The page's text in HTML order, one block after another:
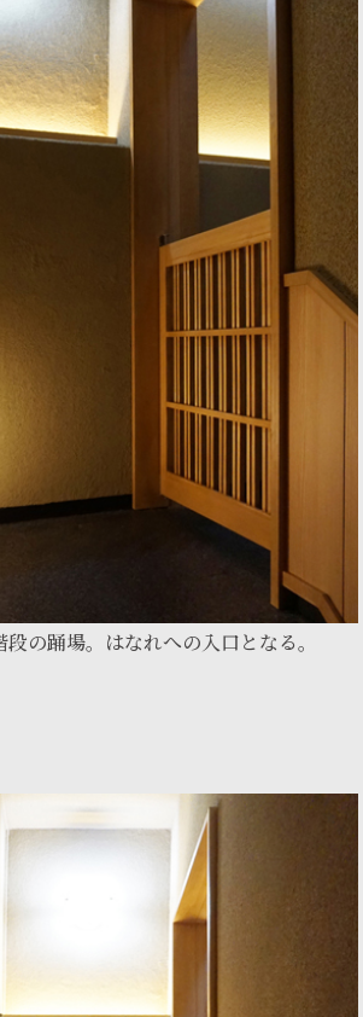
の踊場。はなれへの入口となる。